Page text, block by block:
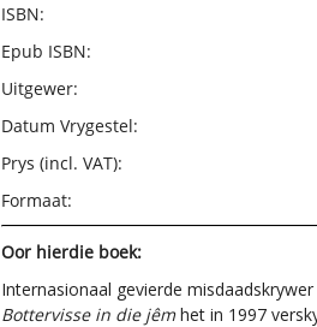
ISBN:
Epub ISBN:
Uitgewer:
Datum Vrygestel:
Prys (incl. VAT):
Formaat:
Oor hierdie boek:
Internasionaal gevierde
Bottervisse in die jêm het in 1997